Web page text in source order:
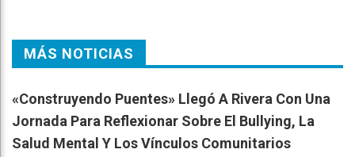
MÁS NOTICIAS
«Construyendo Puentes» Llegó A Rivera Con Una
Jornada Para Reflexionar Sobre El Bullying, La
Salud Mental Y Los Vínculos Comunitarios